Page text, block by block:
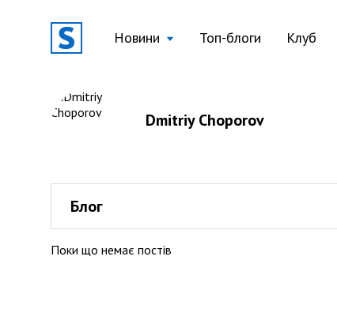
Новини Топ-блоги Клуб
Dmitriy Choporov
Блог
Поки що немає постів